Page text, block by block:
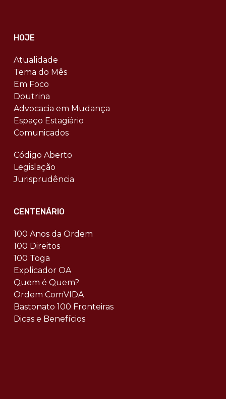
HOJE
Atualidade
Tema do Mês
Em Foco
Doutrina
Advocacia em Mudança
Espaço Estagiário
Comunicados
Código Aberto
Legislação
Jurisprudência
CENTENÁRIO
100 Anos da Ordem
100 Direitos
100 Toga
Explicador OA
Quem é Quem?
Ordem ComVIDA
Bastonato 100 Fronteiras
Dicas e Benefícios